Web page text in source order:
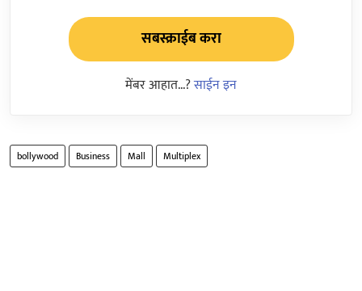
सबस्क्राईब करा
मेंबर आहात...?साईन इन
bollywood Business Mall Multiplex